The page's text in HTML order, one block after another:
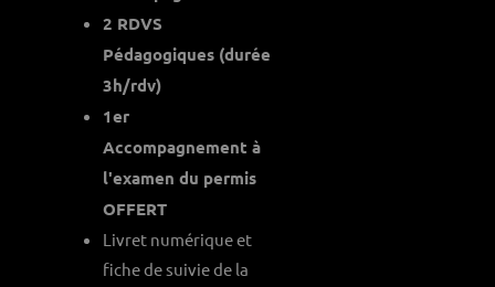
2 RDVS
Pédagogiques (durée
3h/rdv)
1er
Accompagnement à
l'examen du permis
OFFERT
Livret numérique et
fiche de suivie de la